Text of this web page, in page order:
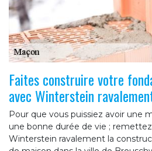
Faites construire votre
avec Winterstein
Pour que vous puissiez avoir une
une bonne durée de vie ;
Winterstein ravalement la